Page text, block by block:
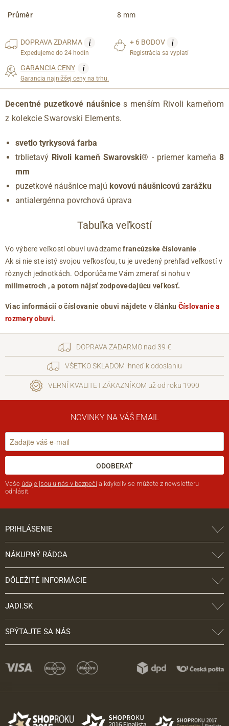
Průměr 8 mm
DOPRAVAZDARMA i
Expedujeme do 24 hodín
+ 6 BODOV i
Registrácia sa vyplatí
GARANCIA CENY i
Garancia najnižšej ceny na trhu.
Decentné puzetkové náušnice s menším Rivoli kameňom
z kolekcie Swarovski Elements.
svetlo tyrkysová farba
trblietavý Rivoli kameň Swarovski® - priemer kameňa8
mm
puzetkové náušnice majú kovovú náušnicovú zarážku
antialergénna povrchová úprava
Tabuľka veľkostí
Vo výbere veľkosti obuvi uvádzamefrancúzske číslovanie .
Ak si nie ste istý svojou veľkosťou, tu je uvedený prehľad veľkostí v
rôznych jednotkách. Odporúčame Vám zmerať si nohu v
milimetroch , a potom nájsť zodpovedajúcu veľkosť.
Viac informácií o číslovanie obuvi nájdete v článku Číslovanie a
rozmery obuvi.
DOPRAVA ZADARMO nad 39 €
VŠETKO SKLADOM ihneď k odoslaniu
VERNÍ KVALITE I ZÁKAZNÍKOM už od roku 1990
NOVINKY NA VÁŠ EMAIL
ODOBERAŤ
Vaše údaje jsou u nás v bezpečí a kdykoliv se můžete z newsletteru
odhlásit.
PRIHLÁSENIE
NÁKUPNÝ RÁDCA
DÔLEŽITÉ INFORMÁCIE
JADI.SK
SPÝTAJTE SA NÁS